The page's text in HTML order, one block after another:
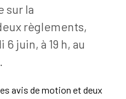
sur la
règlements,
juin, à 19 h, au
avis de motion et deux